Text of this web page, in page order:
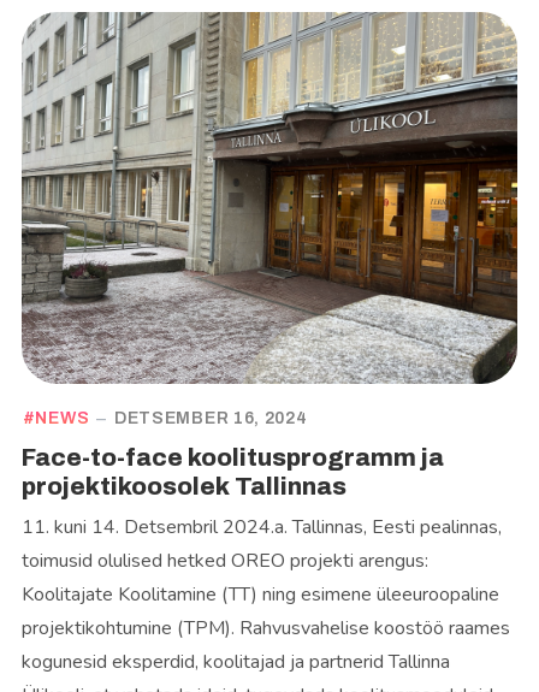
NEWS DETSEMBER 16, 2024
Face-to-face koolitusprogramm ja
projektikoosolek Tallinnas
11. kuni 14. Detsembril 2024.a. Tallinnas, Eesti pealinnas,
toimusid olulised hetked OREO projekti arengus:
Koolitajate Koolitamine (TT) ning esimene üleeuroopaline
projektikohtumine (TPM). Rahvusvahelise koostöö raames
kogunesid eksperdid, koolitajad ja partnerid Tallinna